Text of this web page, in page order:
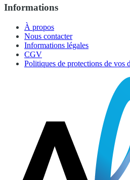
Informations
À propos
Nous contacter
Informations légales
CGV
Politiques de protections de vos